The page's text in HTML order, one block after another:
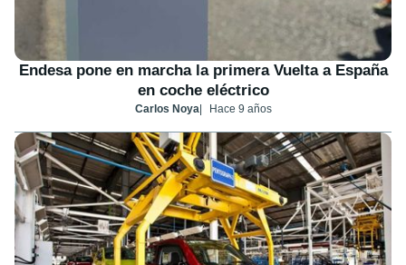
Endesa pone en marcha la primera Vuelta a España
en coche eléctrico
Carlos Noya Hace 9 años